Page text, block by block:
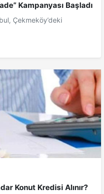
Kampanyası Başladı
Çekmeköy’deki
Konut Kredisi Alınır?